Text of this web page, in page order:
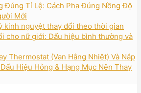
Đúng Tỉ Lệ: Cách Pha Đúng Nồng Độ
Mới
kinh nguyệt thay đổi theo thời gian
cho nữ giới: Dấu hiệu bình thường và
Thermostat (Van Hằng Nhiệt) Và Nắp
Hiệu Hỏng & Hạng Mục Nên Thay